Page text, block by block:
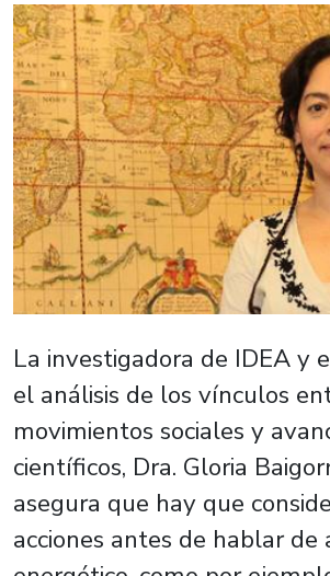
La investigadora de IDEA y
el análisis de los vínculos
movimientos sociales y
científicos, Dra. Gloria
asegura que hay que
acciones antes de hablar de